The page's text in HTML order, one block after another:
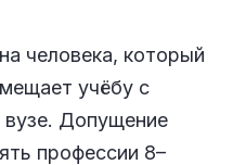
человека, который
учёбу с
вузе. Допущение
профессии 8–